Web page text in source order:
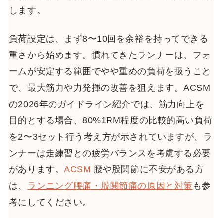
します。
負荷設定は、まず8〜10回を余裕を持ってできる
重さから始めます。慣れてきたランナーは、フォ
ームが安定する範囲でやや重めの負荷を扱うこと
で、最大筋力や力発揮の改善を狙えます。ACSM
の2026年のガイドライン紹介では、筋力向上を
目的とする場合、80%1RM程度の比較的高い負荷
を2〜3セット行う考え方が示されていますが、ラ
ンナーは走練習との疲労バランスを考慮する必要
があります。ACSM 腰や股関節に不安がある方
は、
ランニング腰痛・股関節痛の原因と対策 も参
考にしてください。